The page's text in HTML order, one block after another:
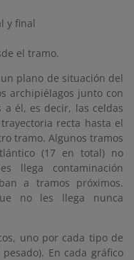
y final
el tramo.
plano de situación del
archipiélagos junto con
a él, es decir, las celdas
recta hasta el
tramo. Algunos tramos
(17 en total) no
llega contaminación
a tramos próximos.
no les llega nunca
uno por cada tipo de
En cada gráfico